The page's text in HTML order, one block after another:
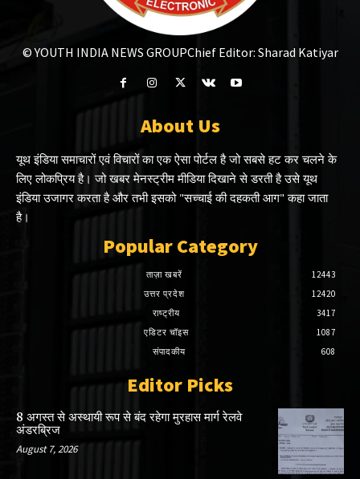
© YOUTH INDIA NEWS GROUPChief Editor: Sharad Katiyar
About Us
यूथ इंडिया समाचारों एवं विचारों का एक ऐसा पोर्टल है जो सबसे हट कर चलने के
लिए लोकप्रिय है। जो खबर मेनस्ट्रीम मीडिया दिखाने से डरती है उसे यूथ
इंडिया उजागर करता है और तभी इसको "सच्चाई की दहकती आग" कहा जाता
है।
Popular Category
ताज़ा खबरें
12443
उत्तर प्रदेश
12420
राष्ट्रीय
3417
एडिटर चॉइस
1087
संपादकीय
608
Editor Picks
8 अगस्त से अस्थायी रूप से बंद रहेगा मुरहास मार्ग रेलवे
अंडरब्रिज
August 7, 2026